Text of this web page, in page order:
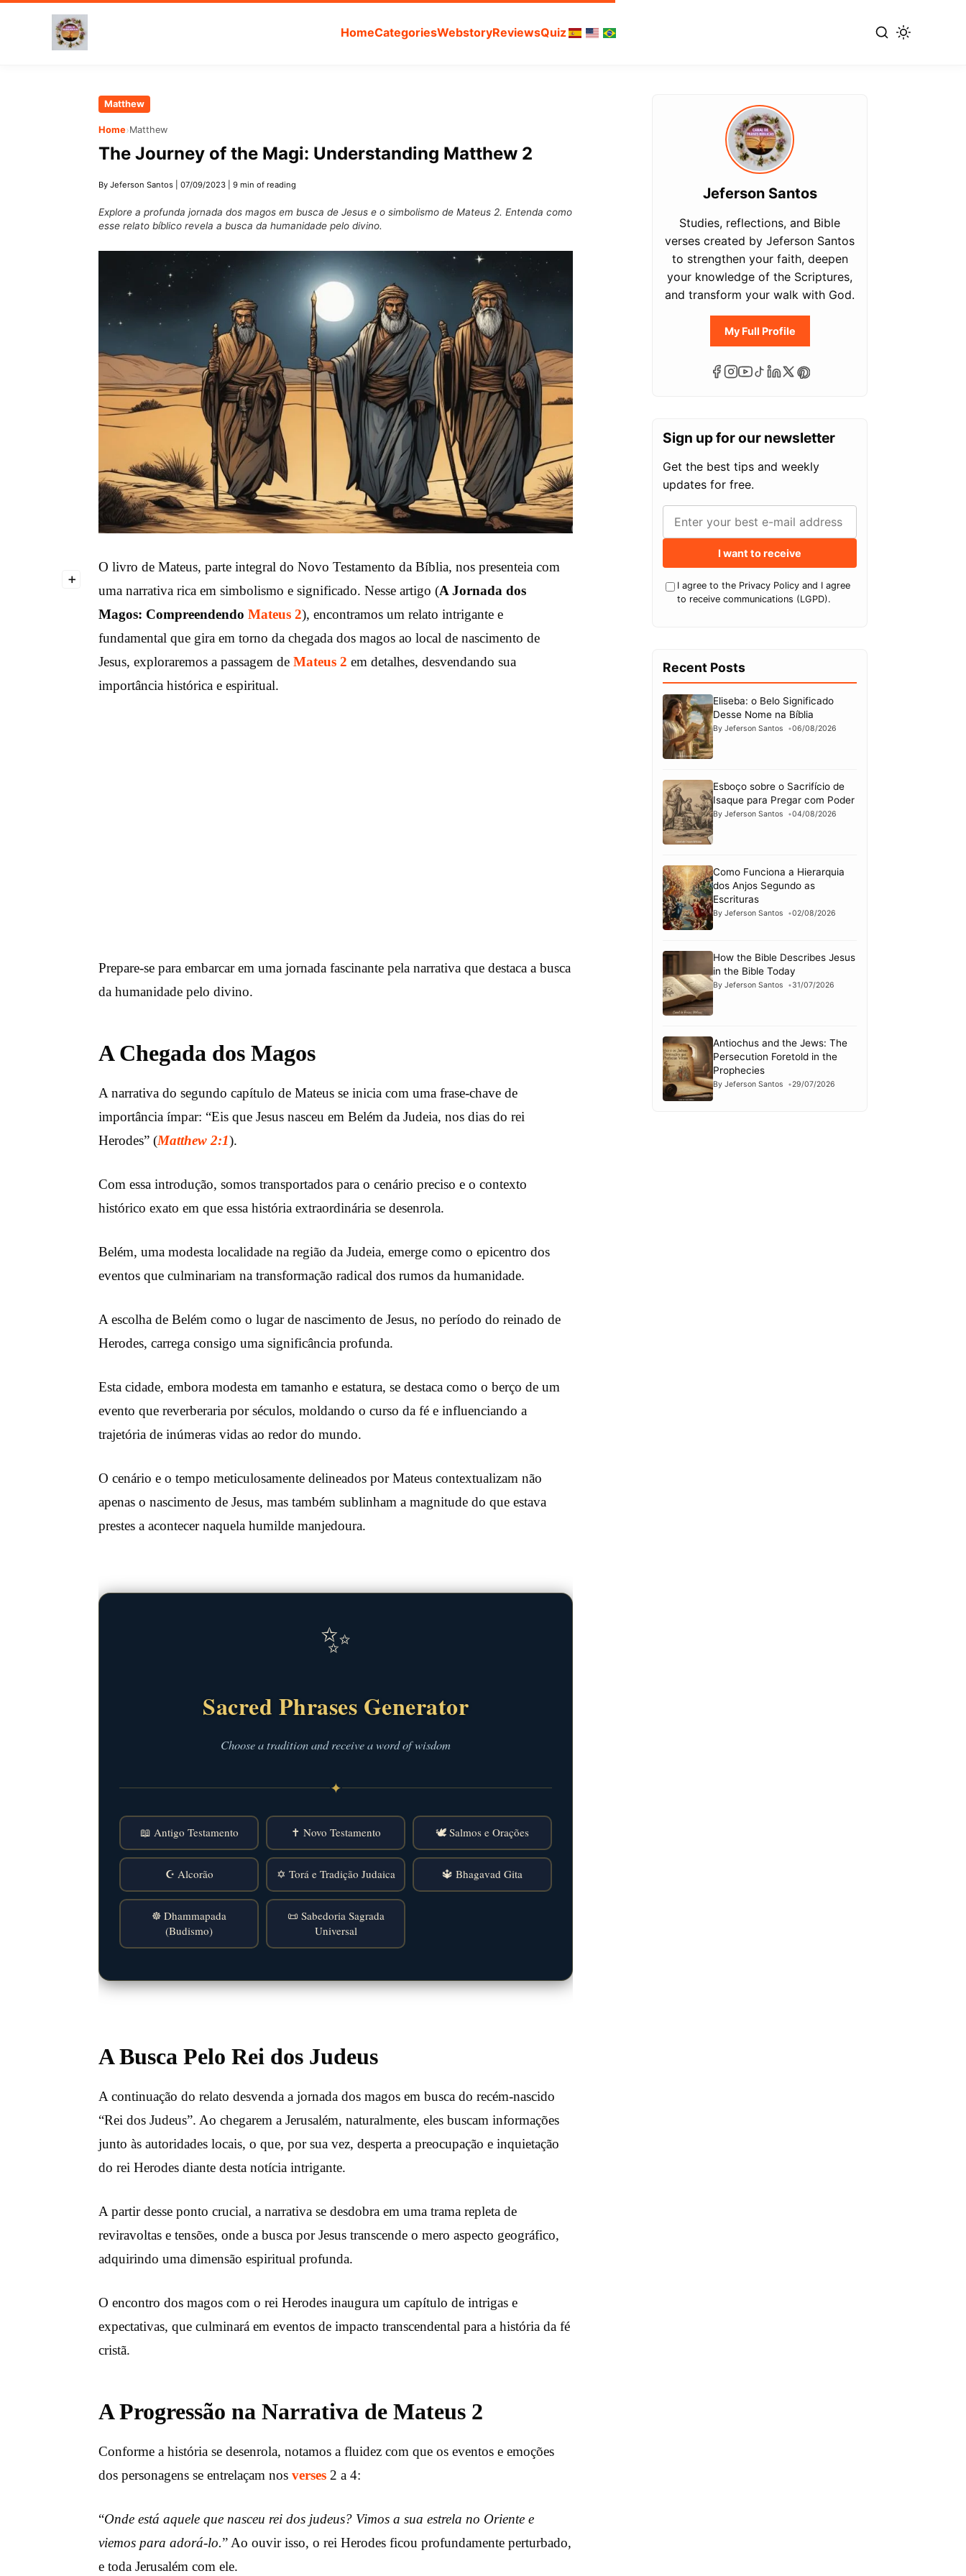
HomeCategoriesWebstoryReviewsQuiz
Matthew
Home›Matthew
The Journey of the Magi: Understanding Matthew 2
By Jeferson Santos 07/09/2023 9 min of reading
Explore a profunda jornada dos magos em busca de Jesus e o simbolismo de Mateus 2. Entenda como
esse relato bíblico revela a busca da humanidade pelo divino.
+
O livro de Mateus, parte integral do Novo Testamento da Bíblia, nos presenteia com
uma narrativa rica em simbolismo e significado. Nesse artigo (A Jornada dos
Magos: Compreendendo Mateus 2), encontramos um relato intrigante e
fundamental que gira em torno da chegada dos magos ao local de nascimento de
Jesus, exploraremos a passagem de Mateus 2 em detalhes, desvendando sua
importância histórica e espiritual.
Prepare-se para embarcar em uma jornada fascinante pela narrativa que destaca a busca
da humanidade pelo divino.
A Chegada dos Magos
A narrativa do segundo capítulo de Mateus se inicia com uma frase-chave de
importância ímpar: “Eis que Jesus nasceu em Belém da Judeia, nos dias do rei
Herodes” (Matthew 2:1).
Com essa introdução, somos transportados para o cenário preciso e o contexto
histórico exato em que essa história extraordinária se desenrola.
Belém, uma modesta localidade na região da Judeia, emerge como o epicentro dos
eventos que culminariam na transformação radical dos rumos da humanidade.
A escolha de Belém como o lugar de nascimento de Jesus, no período do reinado de
Herodes, carrega consigo uma significância profunda.
Esta cidade, embora modesta em tamanho e estatura, se destaca como o berço de um
evento que reverberaria por séculos, moldando o curso da fé e influenciando a
trajetória de inúmeras vidas ao redor do mundo.
O cenário e o tempo meticulosamente delineados por Mateus contextualizam não
apenas o nascimento de Jesus, mas também sublinham a magnitude do que estava
prestes a acontecer naquela humilde manjedoura.
✨
Sacred Phrases Generator
Choose a tradition and receive a word of wisdom
✦
📖 Antigo Testamento ✝️ Novo Testamento 🕊️ Salmos e Orações
☪️ Alcorão ✡️ Torá e Tradição Judaica 🔱 Bhagavad Gita
☸️ Dhammapada
(Budismo)
📜 Sabedoria Sagrada
Universal
A Busca Pelo Rei dos Judeus
A continuação do relato desvenda a jornada dos magos em busca do recém-nascido
“Rei dos Judeus”. Ao chegarem a Jerusalém, naturalmente, eles buscam informações
junto às autoridades locais, o que, por sua vez, desperta a preocupação e inquietação
do rei Herodes diante desta notícia intrigante.
A partir desse ponto crucial, a narrativa se desdobra em uma trama repleta de
reviravoltas e tensões, onde a busca por Jesus transcende o mero aspecto geográfico,
adquirindo uma dimensão espiritual profunda.
O encontro dos magos com o rei Herodes inaugura um capítulo de intrigas e
expectativas, que culminará em eventos de impacto transcendental para a história da fé
cristã.
A Progressão na Narrativa de Mateus 2
Conforme a história se desenrola, notamos a fluidez com que os eventos e emoções
dos personagens se entrelaçam nos verses 2 a 4:
“Onde está aquele que nasceu rei dos judeus? Vimos a sua estrela no Oriente e
viemos para adorá-lo.” Ao ouvir isso, o rei Herodes ficou profundamente perturbado,
e toda Jerusalém com ele.
Jeferson Santos
Studies, reflections, and Bible
verses created by Jeferson Santos
to strengthen your faith, deepen
your knowledge of the Scriptures,
and transform your walk with God.
My Full Profile
Sign up for our newsletter
Get the best tips and weekly
updates for free.
I want to receive
I agree to the Privacy Policy and I agree
to receive communications (LGPD).
Recent Posts
Eliseba: o Belo Significado
Desse Nome na Bíblia
By Jeferson Santos 06/08/2026
Esboço sobre o Sacrifício de
Isaque para Pregar com Poder
By Jeferson Santos 04/08/2026
Como Funciona a Hierarquia
dos Anjos Segundo as
Escrituras
By Jeferson Santos 02/08/2026
How the Bible Describes Jesus
in the Bible Today
By Jeferson Santos 31/07/2026
Antiochus and the Jews: The
Persecution Foretold in the
Prophecies
By Jeferson Santos 29/07/2026